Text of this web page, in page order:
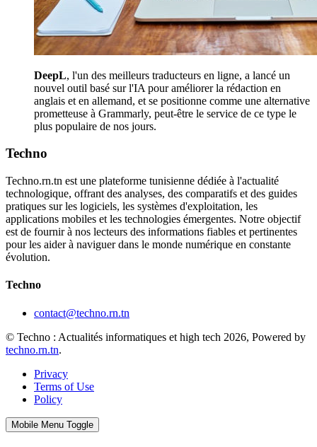
DeepL, l'un des meilleurs traducteurs en ligne, a lancé un
nouvel outil basé sur l'IA pour améliorer la rédaction en
anglais et en allemand, et se positionne comme une alternative
prometteuse à Grammarly, peut-être le service de ce type le
plus populaire de nos jours.
Techno
Techno.rn.tn est une plateforme tunisienne dédiée à l'actualité
technologique, offrant des analyses, des comparatifs et des guides
pratiques sur les logiciels, les systèmes d'exploitation, les
applications mobiles et les technologies émergentes. Notre objectif
est de fournir à nos lecteurs des informations fiables et pertinentes
pour les aider à naviguer dans le monde numérique en constante
évolution.
Techno
contact@techno.rn.tn
© Techno : Actualités informatiques et high tech 2026, Powered by
techno.rn.tn.
Privacy
Terms of Use
Policy
Mobile Menu Toggle